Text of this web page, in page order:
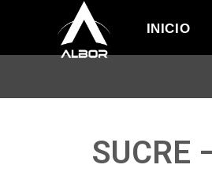
INICIO
SUCRE